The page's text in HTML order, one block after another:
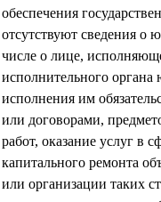
обеспечения
отсутствуют сведения о
числе о лице,
исполнительного органа
исполнения им
или договорами,
работ, оказание услуг в
капитального ремонта
или организации таких